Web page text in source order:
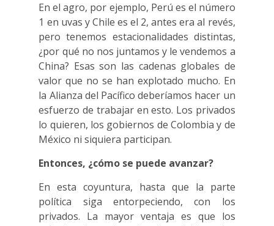
En el agro, por ejemplo, Perú es el número
1 en uvas y Chile es el 2, antes era al revés,
pero tenemos estacionalidades distintas,
¿por qué no nos juntamos y le vendemos a
China? Esas son las cadenas globales de
valor que no se han explotado mucho. En
la Alianza del Pacífico deberíamos hacer un
esfuerzo de trabajar en esto. Los privados
lo quieren, los gobiernos de Colombia y de
México ni siquiera participan.
Entonces, ¿cómo se puede avanzar?
En esta coyuntura, hasta que la parte
política siga entorpeciendo, con los
privados. La mayor ventaja es que los